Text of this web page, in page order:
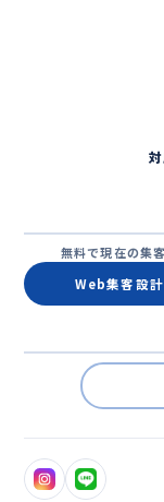
無料で現在の集
Web集客設